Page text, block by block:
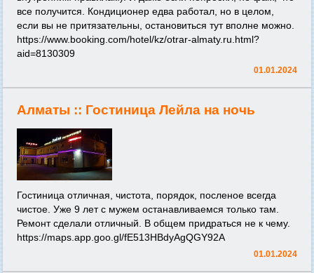
все получится. Кондиционер едва работал, но в целом,
если вы не притязательны, остановиться тут вполне можно.
https://www.booking.com/hotel/kz/otrar-almaty.ru.html?
aid=8130309
01.01.2024
Алматы :: Гостиница Лейла на ночь
Гостиница отличная, чистота, порядок, посленое всегда
чистое. Уже 9 лет с мужем останавливаемся только там.
Ремонт сделали отличный. В общем придраться не к чему.
https://maps.app.goo.gl/fE513HBdyAgQGY92A
01.01.2024